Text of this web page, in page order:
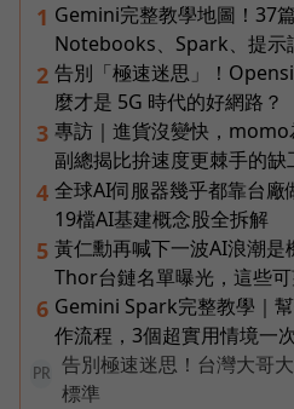
1 Gemini完整教學地圖！37
Notebooks、Spark、提示
2 告別「極速迷思」！
麼才是 5G 時代的好網路？
3 專訪｜進貨沒變快，
副總揭比拚速度更棘手的缺
4 全球AI伺服器幾乎都靠台
19檔AI基建概念股全拆解
5 黃仁勳再喊下一波AI浪潮是
Thor台鏈名單曝光，這些
6 Gemini Spark完整教學｜
作流程，3個超實用情境一
PR
告別極速迷思！台灣大哥
標準